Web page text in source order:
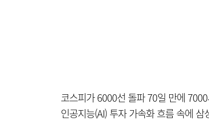
코스피가 6000선 돌파 70일 만에
인공지능(AI) 투자 가속화 흐름 속에